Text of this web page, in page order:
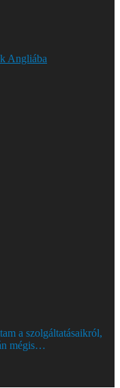
Angliába
a szolgáltatásaikról,
mégis…